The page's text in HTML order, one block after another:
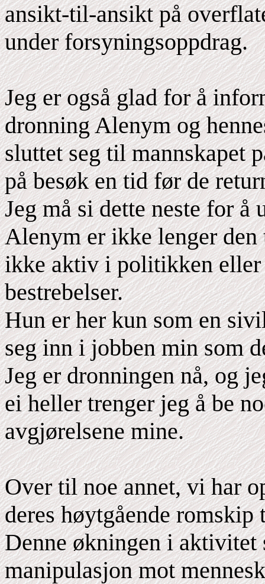
ansikt-til-ansikt på
under forsyningsoppdrag.
Jeg er også glad for å
dronning Alenym og
sluttet seg til mannskapet
på besøk en tid før de
Jeg må si dette neste for å
Alenym er ikke lenger
ikke aktiv i politikken eller
bestrebelser.
Hun er her kun som en
seg inn i jobben min som
Jeg er dronningen nå, og
ei heller trenger jeg å be
avgjørelsene mine.
Over til noe annet, vi har
deres høytgående
Denne økningen i aktivitet
manipulasjon mot